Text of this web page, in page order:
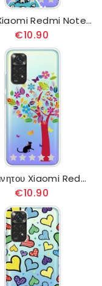
Θήκη Xiaomi Redmi Note 11 Pro 4G / 5G Πιγκουίνοι Και Ψάρια
€10.90
θηκη κινητου Xiaomi Redmi Note 11 Pro 4G / 5G Γάτα Κάτω Από Το Χρωματιστό Δέντρο
€10.90